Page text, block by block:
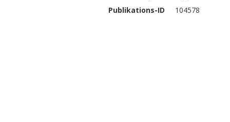
Publikations-ID
104578